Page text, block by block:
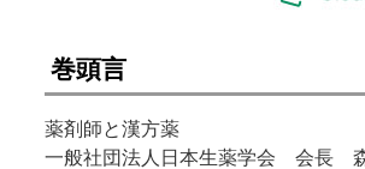
巻頭言
薬剤師と漢方薬
一般社団法人日本生薬学会 会長